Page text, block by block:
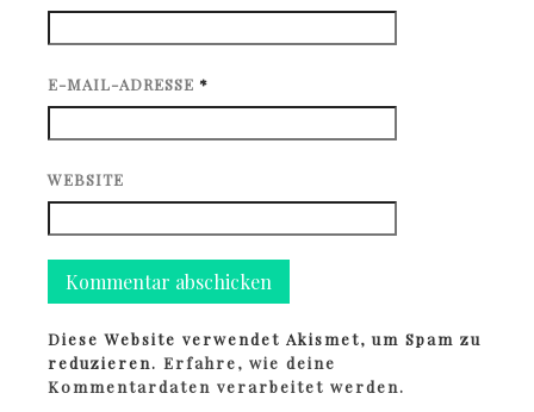
E-MAIL-ADRESSE *
WEBSITE
Diese Website verwendet Akismet, um Spam zu
reduzieren.Erfahre, wie deine
Kommentardaten verarbeitet werden.